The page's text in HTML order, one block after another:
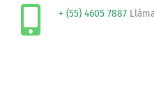
+ (55) 4605 7887